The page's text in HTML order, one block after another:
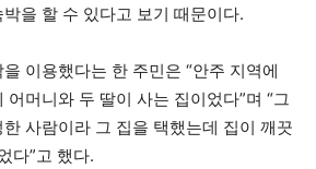
을 할 수 있다고 보기 때문이다.
이용했다는 한 주민은 “안주 지역에
머니와 두 딸이 사는 집이었다”며 “그
사람이라 그 집을 택했는데 집이 깨끗
다”고 했다.